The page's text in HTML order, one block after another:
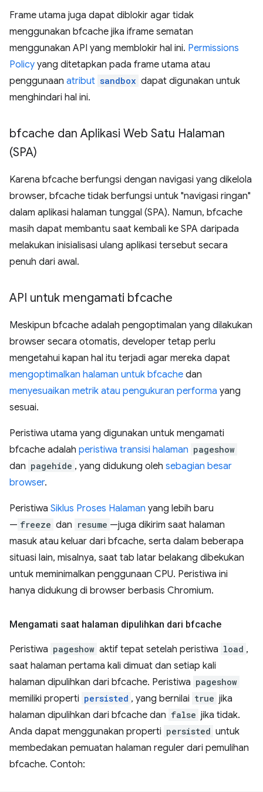
Frame utama juga dapat diblokir agar tidak
menggunakan bfcache jika iframe sematan
menggunakan API yang memblokir hal ini. Permissions
Policy yang ditetapkan pada frame utama atau
penggunaan atribut sandbox dapat digunakan untuk
menghindari hal ini.
bfcache dan Aplikasi Web Satu Halaman
(SPA)
Karena bfcache berfungsi dengan navigasi yang dikelola
browser, bfcache tidak berfungsi untuk "navigasi ringan"
dalam aplikasi halaman tunggal (SPA). Namun, bfcache
masih dapat membantu saat kembali ke SPA daripada
melakukan inisialisasi ulang aplikasi tersebut secara
penuh dari awal.
API untuk mengamati bfcache
Meskipun bfcache adalah pengoptimalan yang dilakukan
browser secara otomatis, developer tetap perlu
mengetahui kapan hal itu terjadi agar mereka dapat
mengoptimalkan halaman untuk bfcache dan
menyesuaikan metrik atau pengukuran performa yang
sesuai.
Peristiwa utama yang digunakan untuk mengamati
bfcache adalah peristiwa transisi halaman pageshow
dan pagehide , yang didukung oleh sebagian besar
browser.
Peristiwa Siklus Proses Halaman yang lebih baru
— freeze dan resume —juga dikirim saat halaman
masuk atau keluar dari bfcache, serta dalam beberapa
situasi lain, misalnya, saat tab latar belakang dibekukan
untuk meminimalkan penggunaan CPU. Peristiwa ini
hanya didukung di browser berbasis Chromium.
Mengamati saat halaman dipulihkan dari bfcache
Peristiwa pageshow aktif tepat setelah peristiwa load ,
saat halaman pertama kali dimuat dan setiap kali
halaman dipulihkan dari bfcache. Peristiwa pageshow
memiliki properti persisted , yang bernilai true jika
halaman dipulihkan dari bfcache dan false jika tidak.
Anda dapat menggunakan properti persisted untuk
membedakan pemuatan halaman reguler dari pemulihan
bfcache. Contoh: